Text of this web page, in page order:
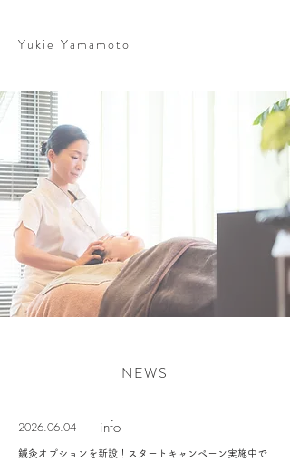
Yukie Yamamoto
NEWS
​2026.06.04 info
鍼灸オプションを新設！スタートキャンペーン実施中で